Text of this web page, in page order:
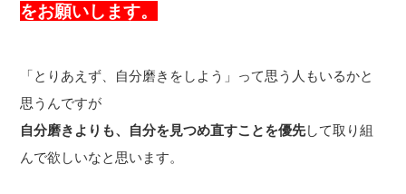
をお願いします。
「とりあえず、自分磨きをしよう」って思う人もいるかと
思うんですが
自分磨きよりも、自分を見つめ直すことを優先して取り組
んで欲しいなと思います。